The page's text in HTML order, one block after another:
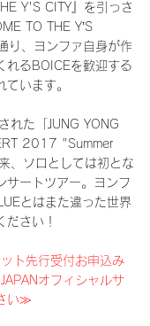
Y'S CITY』を引っさ
TO THE Y’S
り、ヨンファ自身が作
れるBOICEを歓迎する
ています。
た「JUNG YONG
2017 "Summer
、ソロとしては初とな
サートツアー。ヨンフ
とはまた違った世界
ださい！
ト先行受付お申込み
オフィシャルサ
い≫